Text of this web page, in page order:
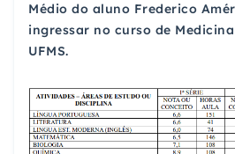
Médio do aluno Frederico
ingressar no curso de
UFMS.